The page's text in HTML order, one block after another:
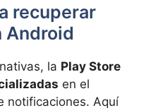
recuperar
Android
la Play Store
en el
notificaciones. Aquí